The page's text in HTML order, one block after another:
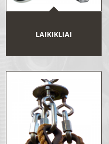
LAIKIKLIAI